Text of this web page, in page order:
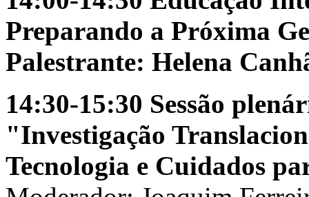
Preparando a Próxima
Palestrante: Helena
14:30-15:30 Sessão
"Investigação
Tecnologia e Cuidados